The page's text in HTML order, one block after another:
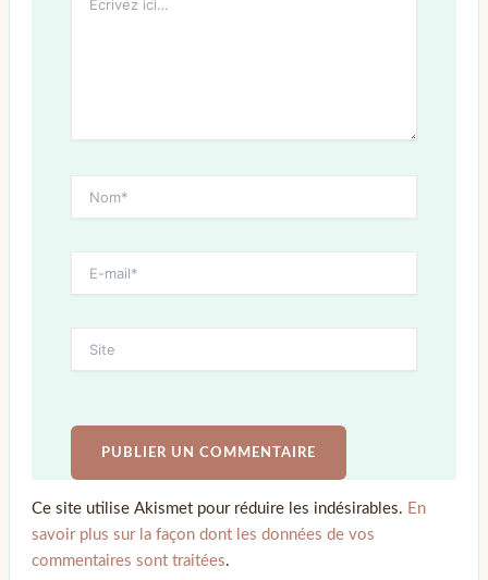
ici…
Ce site utilise Akismet pour réduire les indésirables. En
savoir plus sur la façon dont les données de vos
commentaires sont traitées.